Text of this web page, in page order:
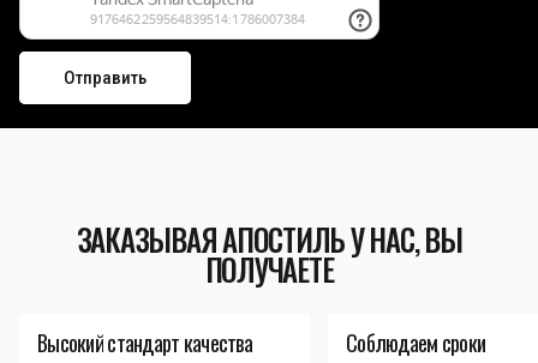
ЗАКАЗЫВАЯ АПОСТИЛЬ У НАС, ВЫ
ПОЛУЧАЕТЕ
Высокий стандарт качества Соблюдаем сроки